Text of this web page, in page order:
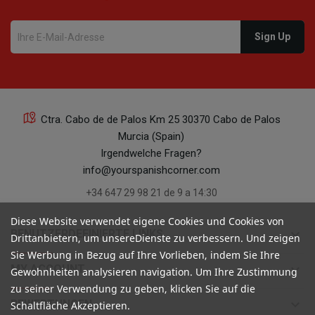
Ctra. Cabo de de Palos Km 25 30370 Cabo de Palos
Murcia (Spain)
Irgendwelche Fragen?
info@yourspanishcorner.com
+34 647 29 98 21 de 9 a 14:30
BENUTZERDEFINIERTE LINKS keyboard_arrow_down
MY ACCOUNT keyboard_arrow_down
BEWERTUNGEN
Diese Website verwendet eigene Cookies und Cookies von
Drittanbietern, um unsereDienste zu verbessern. Und zeigen
Sie Werbung in Bezug auf Ihre Vorlieben, indem Sie Ihre
Gewohnheiten analysieren navigation. Um Ihre Zustimmung
zu seiner Verwendung zu geben, klicken Sie auf die
Schaltfläche Akzeptieren.